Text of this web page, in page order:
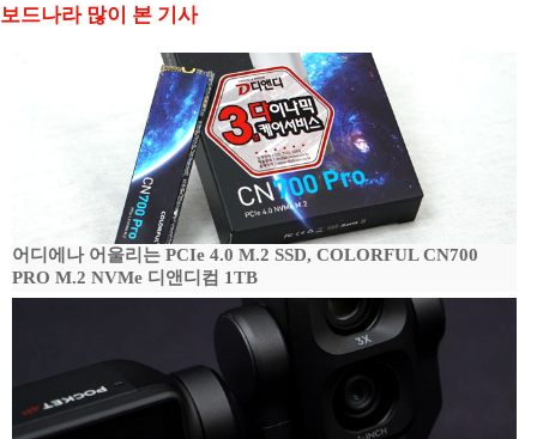
보드나라 많이 본 기사
어디에나 어울리는 PCIe 4.0 M.2 SSD, COLORFUL CN700
PRO M.2 NVMe 디앤디컴 1TB